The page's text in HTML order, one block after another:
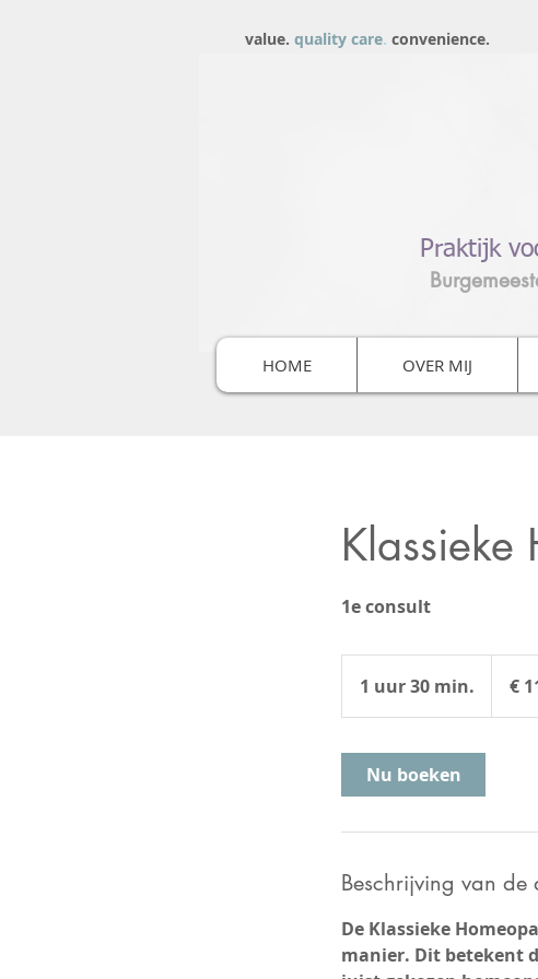
value. quality care. convenience.
HOME OVER MIJ
Praktijk
Klassieke
1e consult
1 uur 30 min.
u
0
.
€
Nu boeken
Beschrijving van de
De Klassieke
manier. Dit betekent